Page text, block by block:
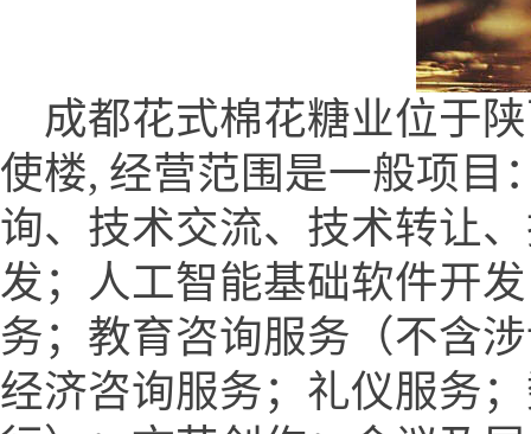
成都花式棉花糖业位于
使楼, 经营范围是一般项目
询、技术交流、技术转让
发；人工智能基础软件开
务；教育咨询服务（不含
经济咨询服务；礼仪服务